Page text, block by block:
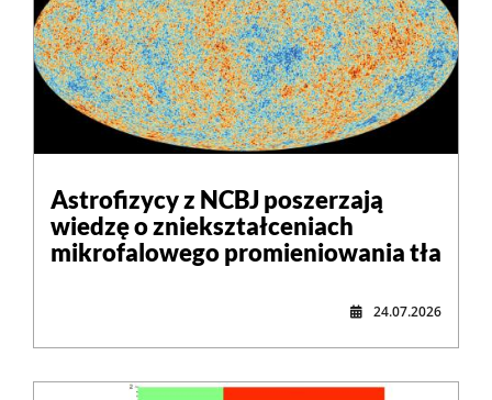
Astrofizycy z NCBJ poszerzają
wiedzę o zniekształceniach
mikrofalowego promieniowania tła
24.07.2026